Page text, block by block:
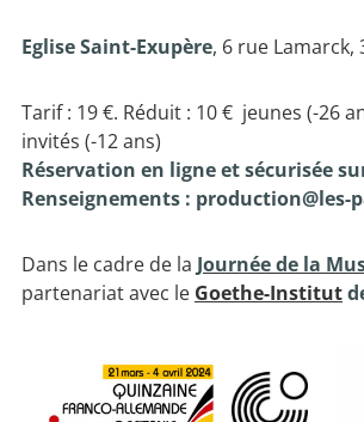
Eglise Saint-Exupère, 6 rue Lamarck,
Tarif : 19 €. Réduit : 10 € jeunes (-26
invités (-12 ans)
Réservation en ligne et sécurisée
Renseignements : production@les-
Dans le cadre de la Journée de la
partenariat avec le Goethe-Institut